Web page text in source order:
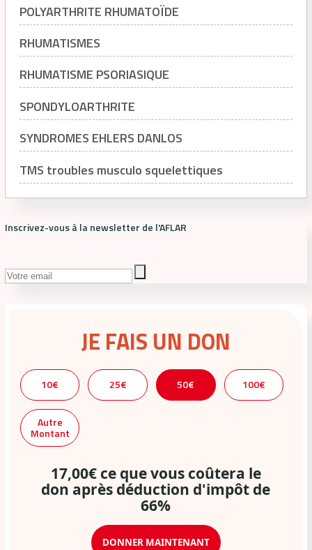
POLYARTHRITE RHUMATOÏDE
RHUMATISMES
RHUMATISME PSORIASIQUE
SPONDYLOARTHRITE
SYNDROMES EHLERS DANLOS
TMS troubles musculo squelettiques
Inscrivez-vous à la newsletter de l'AFLAR
JE FAIS UN DON
10€ 25€ 50€ 100€
Autre
Montant
17,00€ ce que vous coûtera le
don après déduction d'impôt de
66%
DONNER MAINTENANT